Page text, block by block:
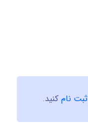
ثبت نامکنید.